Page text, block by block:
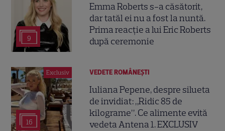
9
Emma Roberts s-a căsătorit,
dar tatăl ei nu a fost la nuntă.
Prima reacție a lui Eric Roberts
după ceremonie
Exclusiv
16
VEDETE ROMÂNEŞTI
Iuliana Pepene, despre silueta
de invidiat: „Ridic 85 de
kilograme”. Ce alimente evită
vedeta Antena 1. EXCLUSIV